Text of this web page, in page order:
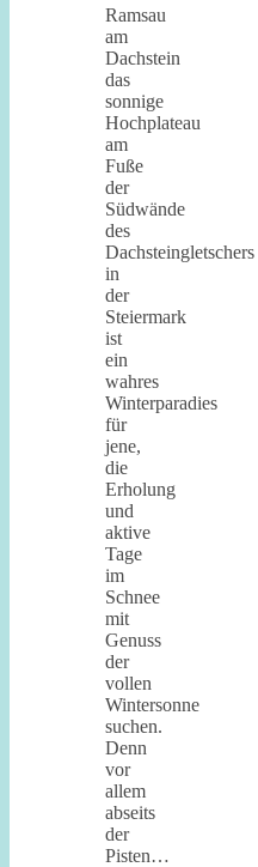
Ramsau
am
Dachstein
das
sonnige
Hochplateau
am
Fuße
der
Südwände
des
Dachsteingletschers
in
der
Steiermark
ist
ein
wahres
Winterparadies
für
jene,
die
Erholung
und
aktive
Tage
im
Schnee
mit
Genuss
der
vollen
Wintersonne
suchen.
Denn
vor
allem
abseits
der
Pisten…